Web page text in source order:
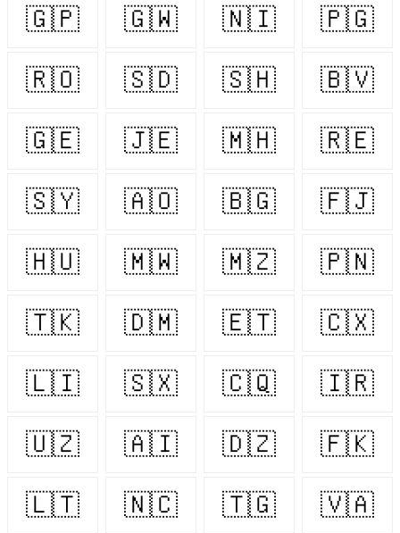
🇬🇵 🇬🇼 🇳🇮 🇵🇬
🇷🇴 🇸🇩 🇸🇭 🇧🇻
🇬🇪 🇯🇪 🇲🇭 🇷🇪
🇸🇾 🇦🇴 🇧🇬 🇫🇯
🇭🇺 🇲🇼 🇲🇿 🇵🇳
🇹🇰 🇩🇲 🇪🇹 🇨🇽
🇱🇮 🇸🇽 🇨🇶 🇮🇷
🇺🇿 🇦🇮 🇩🇿 🇫🇰
🇱🇹 🇳🇨 🇹🇬 🇻🇦